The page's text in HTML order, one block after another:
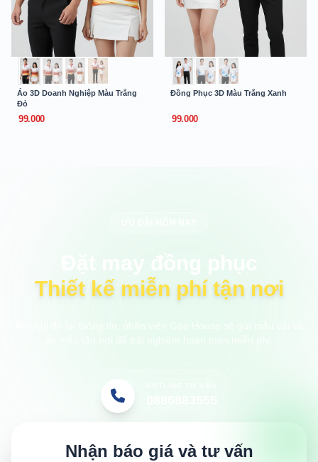
Áo 3D Doanh Nghiệp Màu Trắng
Đỏ
99.000
Đồng Phục 3D Màu Trắng Xanh
99.000
Thiết kế miễn phí tận nơi
Nhận báo giá và tư vấn